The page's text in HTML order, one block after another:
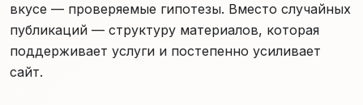
вкусе — проверяемые гипотезы. Вместо случайных
публикаций — структуру материалов, которая
поддерживает услуги и постепенно усиливает
сайт.